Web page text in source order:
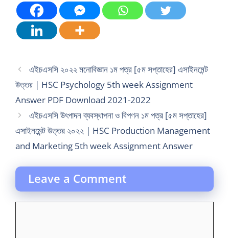
এইচএসসি ২০২২ মনোবিজ্ঞান ১ম পত্র [৫ম সপ্তাহের] এসাইনমেন্ট
উত্তর | HSC Psychology 5th week Assignment
Answer PDF Download 2021-2022
এইচএসসি উৎপাদন ব্যবস্থাপনা ও বিপণন ১ম পত্র [৫ম সপ্তাহের]
এসাইনমেন্ট উত্তর ২০২২ | HSC Production Management
and Marketing 5th week Assignment Answer
Leave a Comment